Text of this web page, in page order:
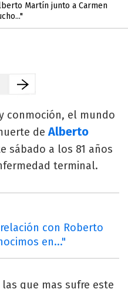
Martín junto a Carmen
conmoción, el mundo
deAlberto
sábado a los 81 años
terminal.
con Roberto
en..."
que mas sufre este